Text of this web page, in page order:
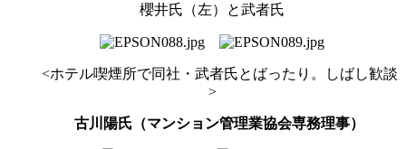
櫻井氏（左）と武者氏
<ホテル喫煙所で同社・武者氏とばったり。しばし歓談
>
古川陽氏（マンション管理業協会専務理事）